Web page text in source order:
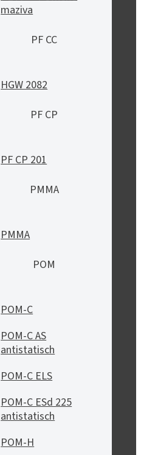
maziva
PF CC
HGW 2082
PF CP
PF CP 201
PMMA
PMMA
POM
POM-C
POM-C AS
antistatisch
POM-C ELS
POM-C ESd 225
antistatisch
POM-H